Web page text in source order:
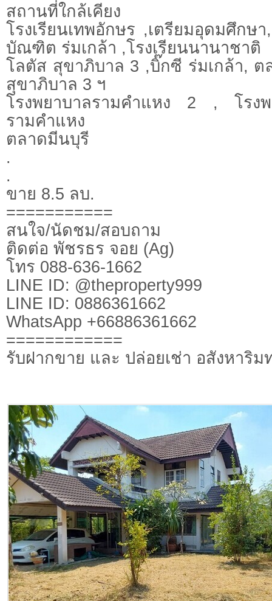
สถานที่ใกล้เคียง
โรงเรียนเทพอักษร ,เตรียมอุดมศึกษ
บัณฑิต ร่มเกล้า ,โรงเรียนนานาชาติ
โลตัส สุขาภิบาล 3 ,บิ๊กซี ร่มเกล้า, ต
สุขาภิบาล 3 ฯ
โรงพยาบาลรามคำแหง 2​​ , โรงพ
รามคำแหง
ตลาดมีนบุรี
.
.
ขาย 8.5 ลบ.
===========
สนใจ/นัดชม/สอบถาม
ติดต่อ พัชรธร จอย (Ag)
โทร 088-636-1662
LINE ID: @theproperty999
LINE ID: 0886361662
WhatsApp +66886361662
============
รับฝากขาย และ ปล่อยเช่า อสังหาริ